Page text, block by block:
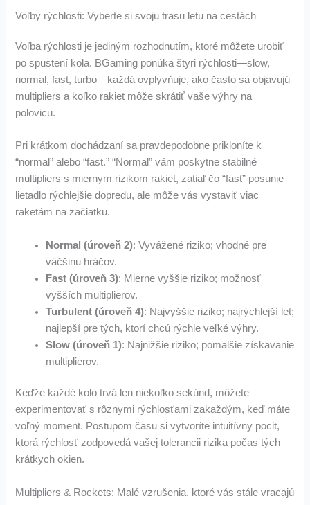
Voľby rýchlosti: Vyberte si svoju trasu letu na cestách
Voľba rýchlosti je jediným rozhodnutím, ktoré môžete urobiť
po spustení kola. BGaming ponúka štyri rýchlosti—slow,
normal, fast, turbo—každá ovplyvňuje, ako často sa objavujú
multipliers a koľko rakiet môže skrátiť vaše výhry na
polovicu.
Pri krátkom dochádzaní sa pravdepodobne prikloníte k
“normal” alebo “fast.” “Normal” vám poskytne stabilné
multipliers s miernym rizikom rakiet, zatiaľ čo “fast” posunie
lietadlo rýchlejšie dopredu, ale môže vás vystaviť viac
raketám na začiatku.
Normal (úroveň 2): Vyvážené riziko; vhodné pre
väčšinu hráčov.
Fast (úroveň 3): Mierne vyššie riziko; možnosť
vyšších multiplierov.
Turbulent (úroveň 4): Najvyššie riziko; najrýchlejší let;
najlepší pre tých, ktorí chcú rýchle veľké výhry.
Slow (úroveň 1): Najnižšie riziko; pomalšie získavanie
multiplierov.
Keďže každé kolo trvá len niekoľko sekúnd, môžete
experimentovať s rôznymi rýchlosťami zakaždým, keď máte
voľný moment. Postupom času si vytvoríte intuitívny pocit,
ktorá rýchlosť zodpovedá vašej tolerancii rizika počas tých
krátkych okien.
Multipliers & Rockets: Malé vzrušenia, ktoré vás stále vracajú